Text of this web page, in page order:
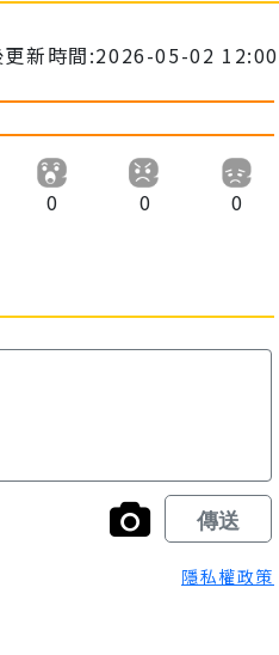
更新時間:2026-05-02 12:00
0 0 0
隱私權政策